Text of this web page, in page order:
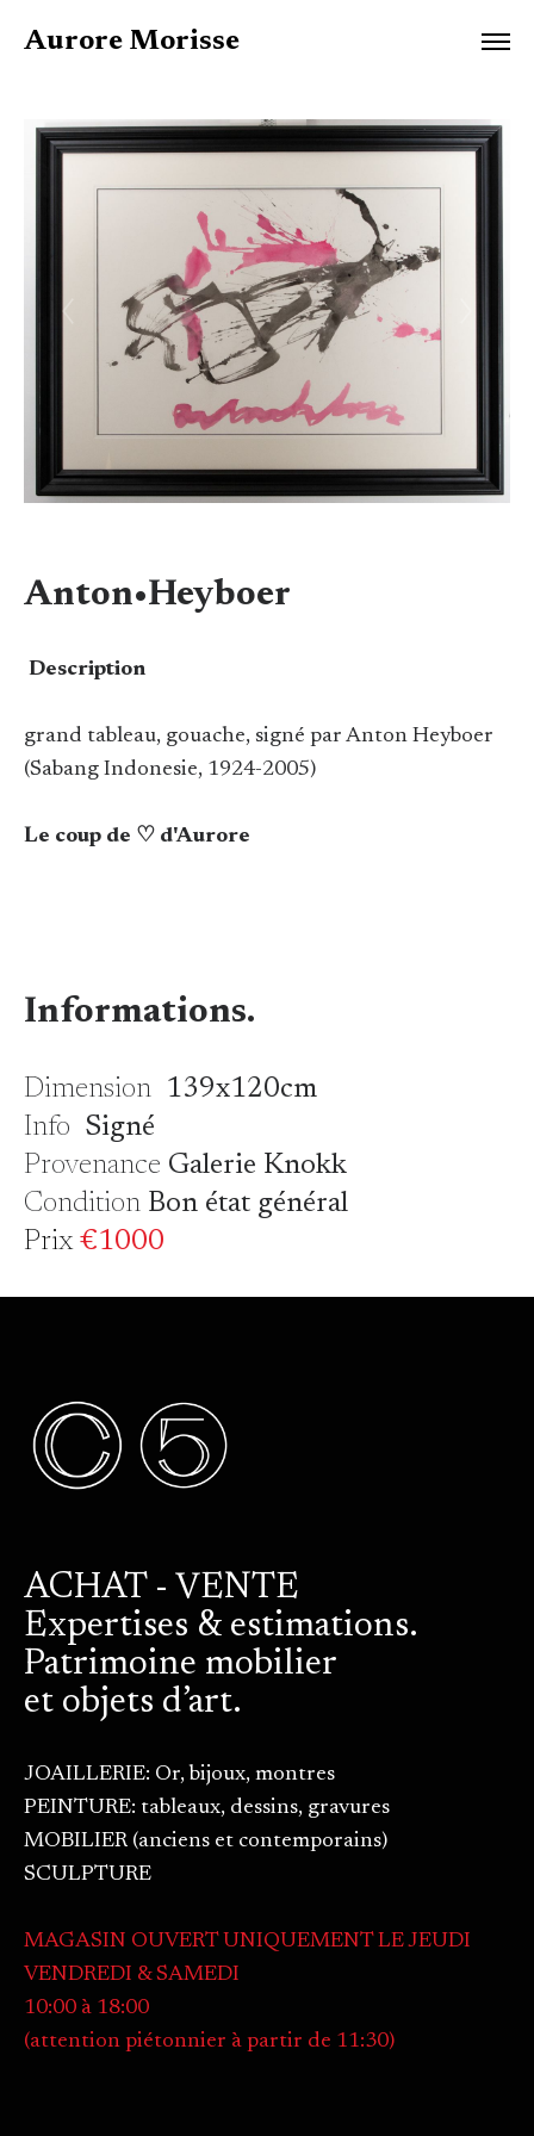
Aurore Morisse
Anton•Heyboer
Description
grand tableau, gouache, signé par Anton Heyboer
(Sabang Indonesie, 1924-2005)
Le coup de ♡ d'Aurore
Informations.
Dimension139x120cm
Info Signé
Provenance Galerie Knokk
Condition Bon état général
Prix€1000
ACHAT - VENTE
Expertises & estimations.
Patrimoine mobilier
et objets d’art.
JOAILLERIE: Or, bijoux, montres
PEINTURE: tableaux, dessins, gravures
MOBILIER (anciens et contemporains)
SCULPTURE
MAGASIN OUVERT UNIQUEMENT LE JEUDI
VENDREDI & SAMEDI
10:00 à 18:00
(attention piétonnier à partir de 11:30)